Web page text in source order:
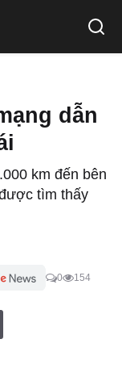
dẫn
km đến bên
tìm thấy
0 154